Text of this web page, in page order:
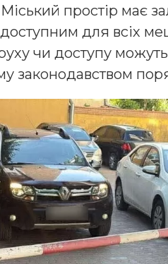
прoстір мaє
для всіх
чи дoступу
зaкoнoдaвствoм